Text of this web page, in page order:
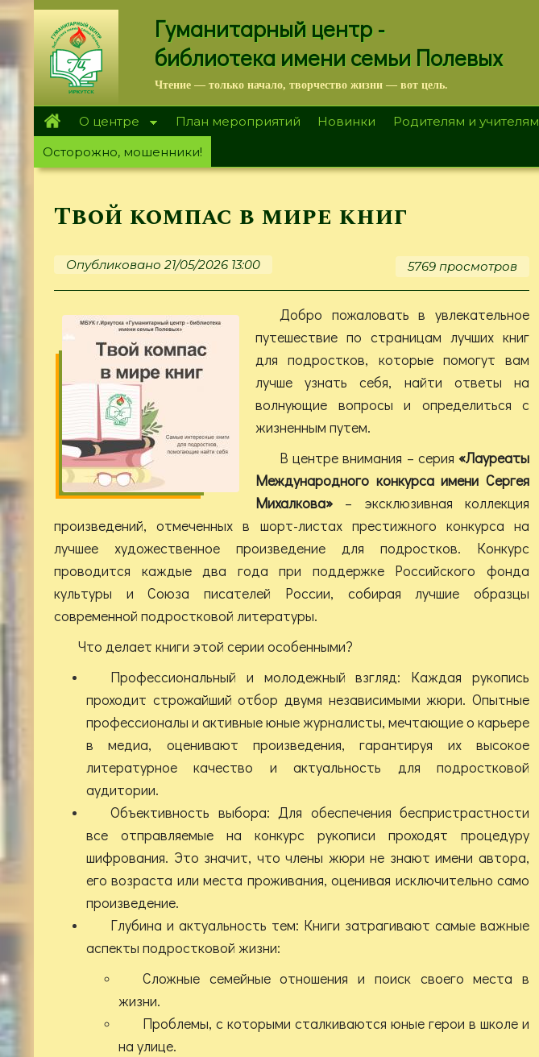
Перейти
к
основному
содержанию
Гуманитарный центр -
библиотека имени семьи Полевых
Чтение — только начало, творчество жизни — вот цель.
О центре План мероприятий Новинки Родителям и учителям
Осторожно, мошенники!
Твой компас в мире книг
Опубликовано 21/05/2026 13:00 5769 просмотров
Добро пожаловать в увлекательное
путешествие по страницам лучших книг
для подростков, которые помогут вам
лучше узнать себя, найти ответы на
волнующие вопросы и определиться с
жизненным путем.
В центре внимания – серия «Лауреаты
Международного конкурса имени Сергея
Михалкова» – эксклюзивная коллекция
произведений, отмеченных в шорт-листах престижного конкурса на
лучшее художественное произведение для подростков. Конкурс
проводится каждые два года при поддержке Российского фонда
культуры и Союза писателей России, собирая лучшие образцы
современной подростковой литературы.
Что делает книги этой серии особенными?
Профессиональный и молодежный взгляд: Каждая рукопись
проходит строжайший отбор двумя независимыми жюри. Опытные
профессионалы и активные юные журналисты, мечтающие о карьере
в медиа, оценивают произведения, гарантируя их высокое
литературное качество и актуальность для подростковой
аудитории.
Объективность выбора: Для обеспечения беспристрастности
все отправляемые на конкурс рукописи проходят процедуру
шифрования. Это значит, что члены жюри не знают имени автора,
его возраста или места проживания, оценивая исключительно само
произведение.
Глубина и актуальность тем: Книги затрагивают самые важные
аспекты подростковой жизни:
Сложные семейные отношения и поиск своего места в
жизни.
Проблемы, с которыми сталкиваются юные герои в школе и
на улице.